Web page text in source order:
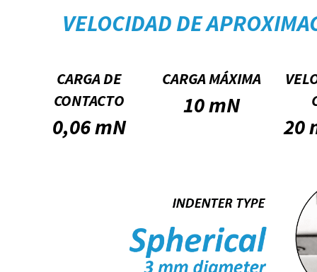
VELOCIDAD DE
CARGA DE
CONTACTO
0,06 mN
CARGA MÁXIMA
10 mN
20